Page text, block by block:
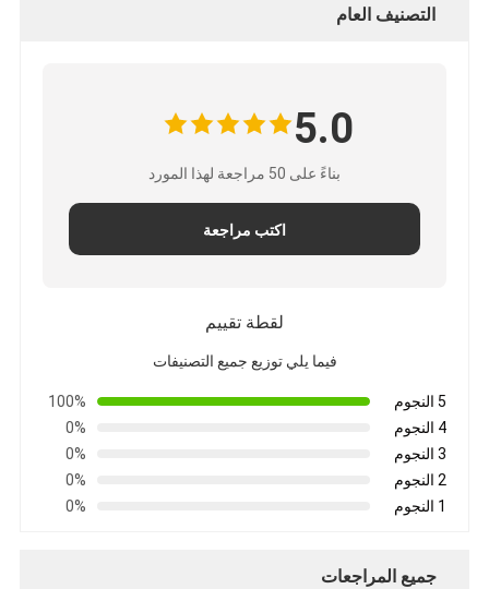
التصنيف العام
5.0
بناءً على 50 مراجعة لهذا المورد
اكتب مراجعة
لقطة تقييم
فيما يلي توزيع جميع التصنيفات
5 النجوم
100%
4 النجوم
0%
3 النجوم
0%
2 النجوم
0%
1 النجوم
0%
جميع المراجعات